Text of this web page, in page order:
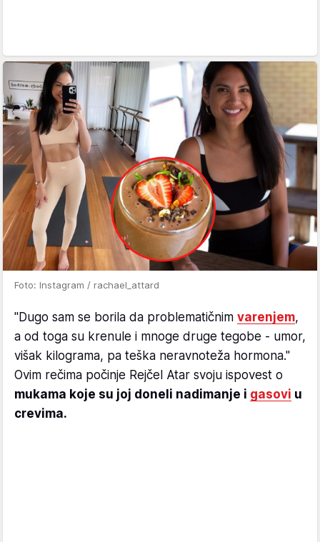
Foto: Instagram / rachael_attard
"Dugo sam se borila da problematičnim varenjem,
a od toga su krenule i mnoge druge tegobe - umor,
višak kilograma, pa teška neravnoteža hormona."
Ovim rečima počinje Rejčel Atar svoju ispovest o
mukama koje su joj doneli nadimanje i gasovi u
crevima.